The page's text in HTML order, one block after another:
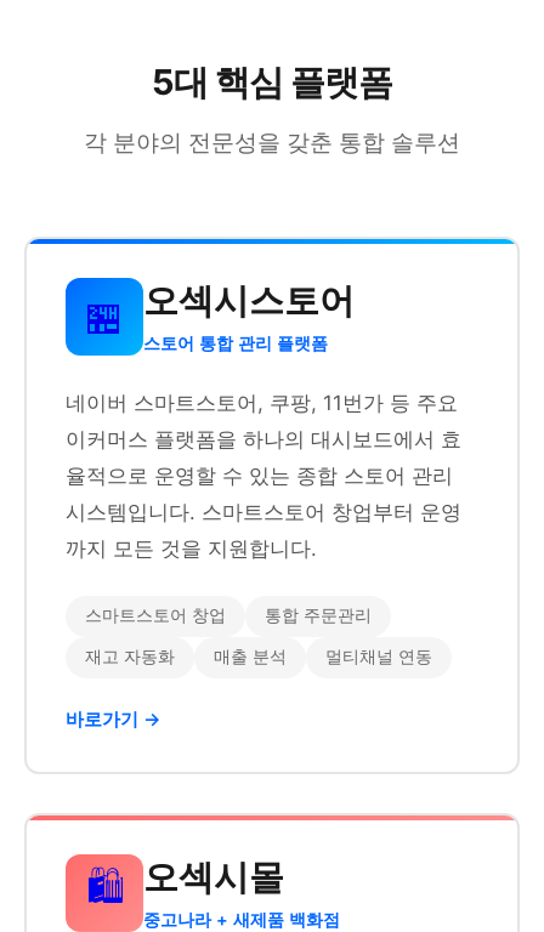
5대 핵심 플랫폼
각 분야의 전문성을 갖춘 통합 솔루션
🏪 오섹시스토어
스토어 통합 관리 플랫폼
네이버 스마트스토어, 쿠팡, 11번가 등 주요
이커머스 플랫폼을 하나의 대시보드에서 효
율적으로 운영할 수 있는 종합 스토어 관리
시스템입니다. 스마트스토어 창업부터 운영
까지 모든 것을 지원합니다.
스마트스토어 창업 통합 주문관리
재고 자동화 매출 분석 멀티채널 연동
바로가기 →
🛍️ 오섹시몰
중고나라 + 새제품 백화점